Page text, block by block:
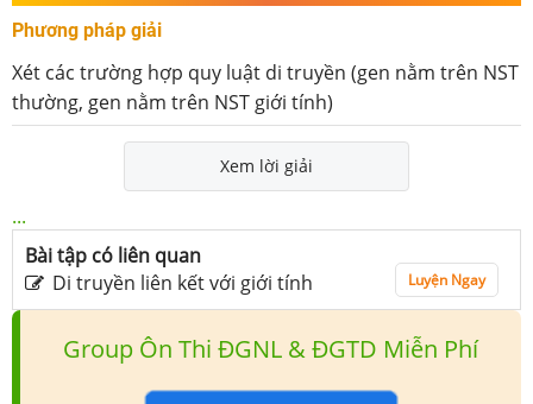
Phương pháp giải
Xét các trường hợp quy luật di truyền (gen nằm trên NST
thường, gen nằm trên NST giới tính)
Xem lời giải
...
Bài tập có liên quan
Di truyền liên kết với giới tính
Luyện Ngay
Group Ôn Thi ĐGNL & ĐGTD Miễn Phí